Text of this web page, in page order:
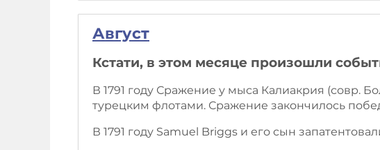
Август
Кстати, в этом месяце произошли
В 1791 году Сражение у мыса Калиакрия (совр.
турецким флотами. Сражение закончилось
В 1791 году Samuel Briggs и его сын